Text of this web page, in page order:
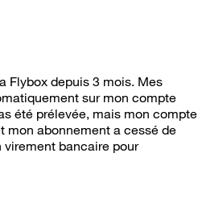
Flybox depuis 3 mois. Mes
sur mon compte
été prélevée, mais mon compte
mon abonnement a cessé de
bancaire pour